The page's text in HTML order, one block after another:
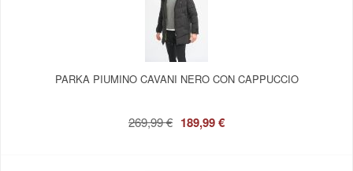
PARKA PIUMINO CAVANI NERO CON CAPPUCCIO
269,99 € 189,99 €